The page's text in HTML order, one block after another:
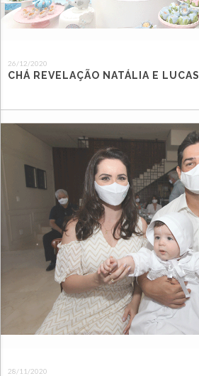
26/12/2020
CHÁ REVELAÇÃO NATÁLIA E LUCAS
28/11/2020